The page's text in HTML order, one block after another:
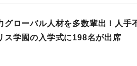
ローバル人材を多数輩出！人手
ス学園の入学式に198名が出席